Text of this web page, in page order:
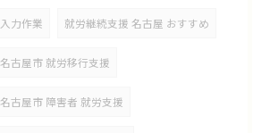
入力作業 就労継続支援 名古屋 おすすめ
名古屋市 就労移行支援
名古屋市 障害者 就労支援